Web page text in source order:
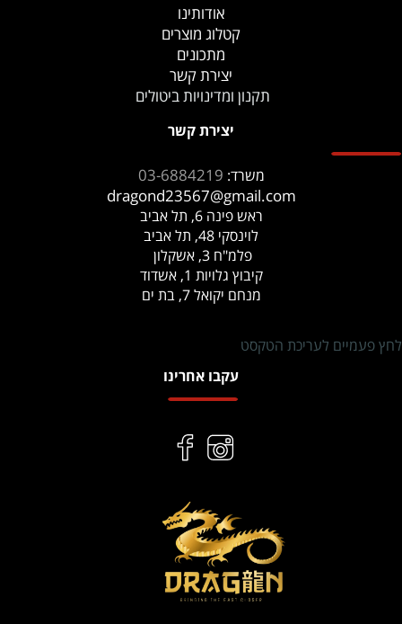
אודותינו
קטלוג מוצרים
מתכונים
יצירת קשר
תקנון ומדינויות ביטולים
יצירת קשר
משרד: 03-6884219
dragond23567@gmail.com
ראש פינה 6, תל אביב
לוינסקי 48, תל אביב
פלמ"ח 3, אשקלון
קיבוץ גלויות 1, אשדוד
מנחם יקואל 7, בת ים
לחץ פעמיים לעריכת הטקסט
עקבו אחרינו